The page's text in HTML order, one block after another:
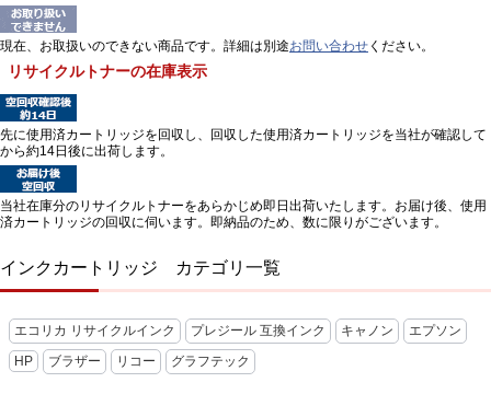
現在、お取扱いのできない商品です。詳細は別途お問い合わせ ください。
リサイクルトナーの在庫表示
先に使用済カートリッジを回収し、回収した使用済カートリッジを当社が確認して
から約14日後に出荷します。
当社在庫分のリサイクルトナーをあらかじめ即日出荷いたします。お届け後、使用
済カートリッジの回収に伺います。即納品のため、数に限りがございます。
インクカートリッジ カテゴリ一覧
エコリカ リサイクルインク プレジール 互換インク キャノン エプソン
HP ブラザー リコー グラフテック